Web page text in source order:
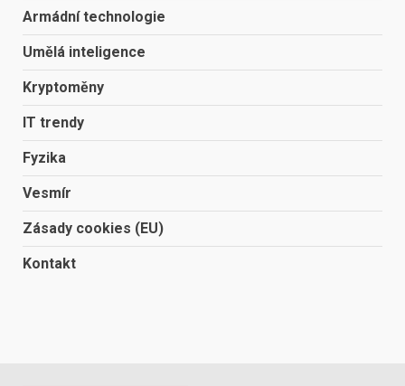
Armádní technologie
Umělá inteligence
Kryptoměny
IT trendy
Fyzika
Vesmír
Zásady cookies (EU)
Kontakt